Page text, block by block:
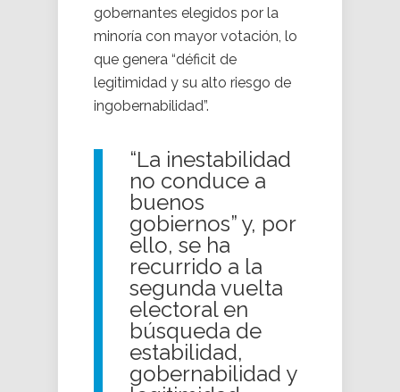
gobernantes elegidos por la
minoría con mayor votación, lo
que genera “déficit de
legitimidad y su alto riesgo de
ingobernabilidad”.
“La inestabilidad
no conduce a
buenos
gobiernos” y, por
ello, se ha
recurrido a la
segunda vuelta
electoral en
búsqueda de
estabilidad,
gobernabilidad y